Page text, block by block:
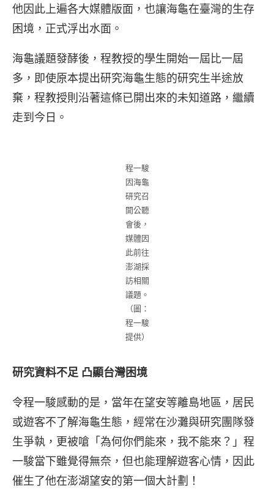
他因此上遍各大媒體版面，也讓海龜在臺灣的生存
困境，正式浮出水面。
海龜議題發酵後，程教授的學生開始一屆比一屆
多，即使原本提出研究海龜生態的研究生半途放
棄，程教授則沿著這條已開出來的未知道路，繼續
走到今日。
程一駿
因海龜
研究召
開公聽
會後，
媒體因
此前往
澎湖採
訪相關
議題。
（圖：
程一駿
提供）
研究資料不足 凸顯台灣困境
令程一駿感動的是，當年在望安等離島地區，居民
或遊客不了解海龜生態，經常在沙灘與研究團隊發
生爭執，更被嗆「為何你們能來，我不能來？」程
一駿當下雖覺得無奈，但也能理解遊客心情，因此
催生了他在澎湖望安的第一個大計劃！